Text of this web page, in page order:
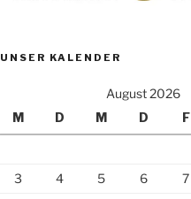
UNSER KALENDER
August 2026
M
D M D F
3
4 5 6 7